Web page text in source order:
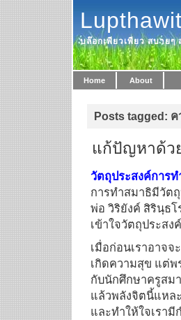
บล๊อกเพียวเพียว สบายๆ
Home About
Posts tagged: ค
แก้ปัญหาด้ว
วัตถุประสงค์การ
การทำสมาธิมีวัต
พ่อ วิริยังค์ สิรินฺธ
เข้าใจวัตถุประส
เมื่อก่อนเราอาจจ
เกิดความสุข แต่พ
กับนักศึกษาครูสม
แล้วพลังจิตนี้แหล
และทำให้ใจเรา